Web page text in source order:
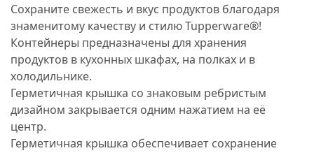
Сохраните свежесть и вкус продуктов благодаря
знаменитому качеству и стилю Tupperware®!
Контейнеры предназначены для хранения
продуктов в кухонных шкафах, на полках и в
холодильнике.
Герметичная крышка со знаковым ребристым
дизайном закрывается одним нажатием на её
центр.
Герметичная крышка обеспечивает сохранение